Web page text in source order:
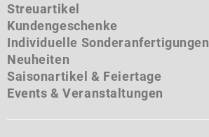
Streuartikel
Kundengeschenke
Individuelle Sonderanfertigungen
Neuheiten
Saisonartikel & Feiertage
Events & Veranstaltungen